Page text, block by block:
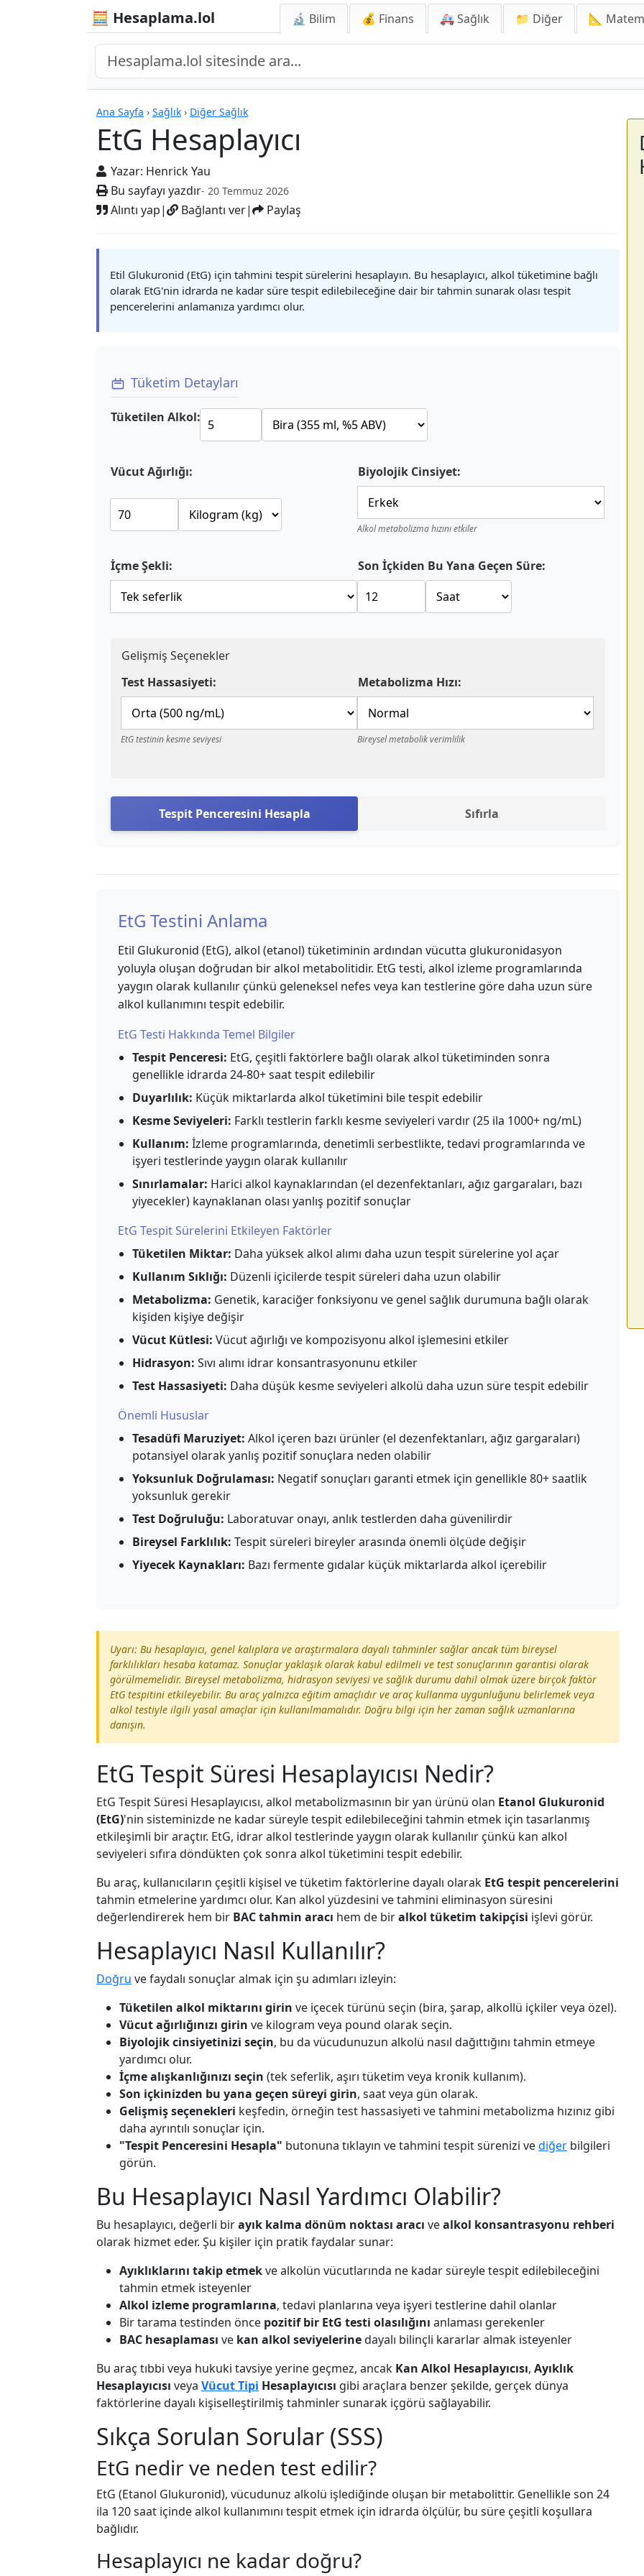
🧮 Hesaplama.lol 🔬 Bilim 💰 Finans 🚑 Sağlık 📁 Diğer 📐
Ana Sayfa › Sağlık › Diğer Sağlık
EtG Hesaplayıcı
Yazar: Henrick Yau
Bu sayfayı yazdır- 20 Temmuz 2026
Alıntı yap| Bağlantı ver| Paylaş
Hesap Makineleri
Etil Glukuronid (EtG) için tahmini tespit sürelerini hesaplayın. Bu hesaplayıcı, alkol tüketimine bağlı
olarak EtG'nin idrarda ne kadar süre tespit edilebileceğine dair bir tahmin sunarak olası tespit
pencerelerini anlamanıza yardımcı olur.
Tüketim Detayları
Tüketilen Alkol:
Vücut Ağırlığı: Biyolojik Cinsiyet:
Alkol metabolizma hızını etkiler
İçme Şekli: Son İçkiden Bu Yana Geçen Süre:
Gelişmiş Seçenekler
Test Hassasiyeti:
EtG testinin kesme seviyesi
Metabolizma Hızı:
Bireysel metabolik verimlilik
Tespit Penceresini Hesapla Sıfırla
EtG Testini Anlama
Etil Glukuronid (EtG), alkol (etanol) tüketiminin ardından vücutta glukuronidasyon
yoluyla oluşan doğrudan bir alkol metabolitidir. EtG testi, alkol izleme programlarında
yaygın olarak kullanılır çünkü geleneksel nefes veya kan testlerine göre daha uzun süre
alkol kullanımını tespit edebilir.
EtG Testi Hakkında Temel Bilgiler
Tespit Penceresi: EtG, çeşitli faktörlere bağlı olarak alkol tüketiminden sonra
genellikle idrarda 24-80+ saat tespit edilebilir
Duyarlılık: Küçük miktarlarda alkol tüketimini bile tespit edebilir
Kesme Seviyeleri: Farklı testlerin farklı kesme seviyeleri vardır (25 ila 1000+ ng/mL)
Kullanım: İzleme programlarında, denetimli serbestlikte, tedavi programlarında ve
işyeri testlerinde yaygın olarak kullanılır
Sınırlamalar: Harici alkol kaynaklarından (el dezenfektanları, ağız gargaraları, bazı
yiyecekler) kaynaklanan olası yanlış pozitif sonuçlar
EtG Tespit Sürelerini Etkileyen Faktörler
Tüketilen Miktar: Daha yüksek alkol alımı daha uzun tespit sürelerine yol açar
Kullanım Sıklığı: Düzenli içicilerde tespit süreleri daha uzun olabilir
Metabolizma: Genetik, karaciğer fonksiyonu ve genel sağlık durumuna bağlı olarak
kişiden kişiye değişir
Vücut Kütlesi: Vücut ağırlığı ve kompozisyonu alkol işlemesini etkiler
Hidrasyon: Sıvı alımı idrar konsantrasyonunu etkiler
Test Hassasiyeti: Daha düşük kesme seviyeleri alkolü daha uzun süre tespit edebilir
Önemli Hususlar
Tesadüfi Maruziyet: Alkol içeren bazı ürünler (el dezenfektanları, ağız gargaraları)
potansiyel olarak yanlış pozitif sonuçlara neden olabilir
Yoksunluk Doğrulaması: Negatif sonuçları garanti etmek için genellikle 80+ saatlik
yoksunluk gerekir
Test Doğruluğu: Laboratuvar onayı, anlık testlerden daha güvenilirdir
Bireysel Farklılık: Tespit süreleri bireyler arasında önemli ölçüde değişir
Yiyecek Kaynakları: Bazı fermente gıdalar küçük miktarlarda alkol içerebilir
Uyarı: Bu hesaplayıcı, genel kalıplara ve araştırmalara dayalı tahminler sağlar ancak tüm bireysel
farklılıkları hesaba katamaz. Sonuçlar yaklaşık olarak kabul edilmeli ve test sonuçlarının garantisi olarak
görülmemelidir. Bireysel metabolizma, hidrasyon seviyesi ve sağlık durumu dahil olmak üzere birçok faktör
EtG tespitini etkileyebilir. Bu araç yalnızca eğitim amaçlıdır ve araç kullanma uygunluğunu belirlemek veya
alkol testiyle ilgili yasal amaçlar için kullanılmamalıdır. Doğru bilgi için her zaman sağlık uzmanlarına
danışın.
EtG Tespit Süresi Hesaplayıcısı Nedir?
EtG Tespit Süresi Hesaplayıcısı, alkol metabolizmasının bir yan ürünü olan Etanol Glukuronid
(EtG)'nin sisteminizde ne kadar süreyle tespit edilebileceğini tahmin etmek için tasarlanmış
etkileşimli bir araçtır. EtG, idrar alkol testlerinde yaygın olarak kullanılır çünkü kan alkol
seviyeleri sıfıra döndükten çok sonra alkol tüketimini tespit edebilir.
Bu araç, kullanıcıların çeşitli kişisel ve tüketim faktörlerine dayalı olarak EtG tespit pencerelerini
tahmin etmelerine yardımcı olur. Kan alkol yüzdesini ve tahmini eliminasyon süresini
değerlendirerek hem bir BAC tahmin aracı hem de biralkol tüketim takipçisi işlevi görür.
Hesaplayıcı Nasıl Kullanılır?
Doğru ve faydalı sonuçlar almak için şu adımları izleyin:
Tüketilen alkol miktarını girin ve içecek türünü seçin (bira, şarap, alkollü içkiler veya özel).
Vücut ağırlığınızı girin ve kilogram veya pound olarak seçin.
Biyolojik cinsiyetinizi seçin, bu da vücudunuzun alkolü nasıl dağıttığını tahmin etmeye
yardımcı olur.
İçme alışkanlığınızı seçin (tek seferlik, aşırı tüketim veya kronik kullanım).
Son içkinizden bu yana geçen süreyi girin, saat veya gün olarak.
Gelişmiş seçenekleri keşfedin, örneğin test hassasiyeti ve tahmini metabolizma hızınız gibi
daha ayrıntılı sonuçlar için.
"Tespit Penceresini Hesapla" butonuna tıklayın ve tahmini tespit sürenizi vediğer bilgileri
görün.
Bu Hesaplayıcı Nasıl Yardımcı Olabilir?
Bu hesaplayıcı, değerli birayık kalma dönüm noktası aracı vealkol konsantrasyonu rehberi
olarak hizmet eder. Şu kişiler için pratik faydalar sunar:
Ayıklıklarını takip etmekve alkolün vücutlarında ne kadar süreyle tespit edilebileceğini
tahmin etmek isteyenler
Alkol izleme programlarına, tedavi planlarına veya işyeri testlerine dahil olanlar
Bir tarama testinden önce pozitif bir EtG testi olasılığını anlaması gerekenler
BAC hesaplaması ve kan alkol seviyelerinedayalı bilinçli kararlar almak isteyenler
Bu araç tıbbi veya hukuki tavsiye yerine geçmez, ancak Kan Alkol Hesaplayıcısı, Ayıklık
Hesaplayıcısı veya Vücut Tipi Hesaplayıcısı gibi araçlara benzer şekilde, gerçek dünya
faktörlerine dayalı kişiselleştirilmiş tahminler sunarak içgörü sağlayabilir.
Sıkça Sorulan Sorular (SSS)
EtG nedir ve neden test edilir?
EtG (Etanol Glukuronid), vücudunuz alkolü işlediğinde oluşan bir metabolittir. Genellikle son 24
ila 120 saat içinde alkol kullanımını tespit etmek için idrarda ölçülür, bu süre çeşitli koşullara
bağlıdır.
Hesaplayıcı ne kadar doğru?